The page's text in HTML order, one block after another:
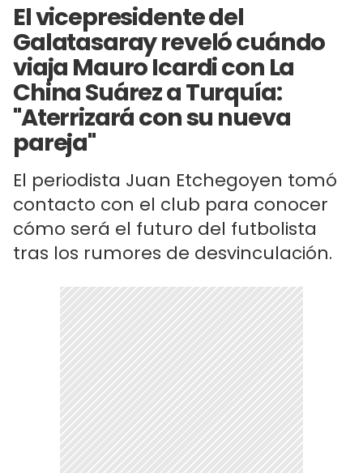
El vicepresidente del
Galatasaray reveló cuándo
viaja Mauro Icardi con La
China Suárez a Turquía:
"Aterrizará con su nueva
pareja"
El periodista Juan Etchegoyen tomó
contacto con el club para conocer
cómo será el futuro del futbolista
tras los rumores de desvinculación.